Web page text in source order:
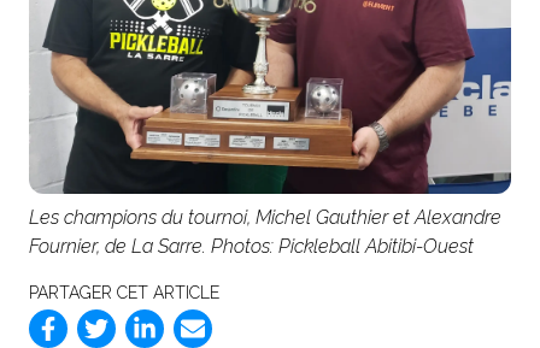
Les champions du tournoi, Michel Gauthier et Alexandre
Fournier, de La Sarre. Photos: Pickleball Abitibi-Ouest
PARTAGER CET ARTICLE